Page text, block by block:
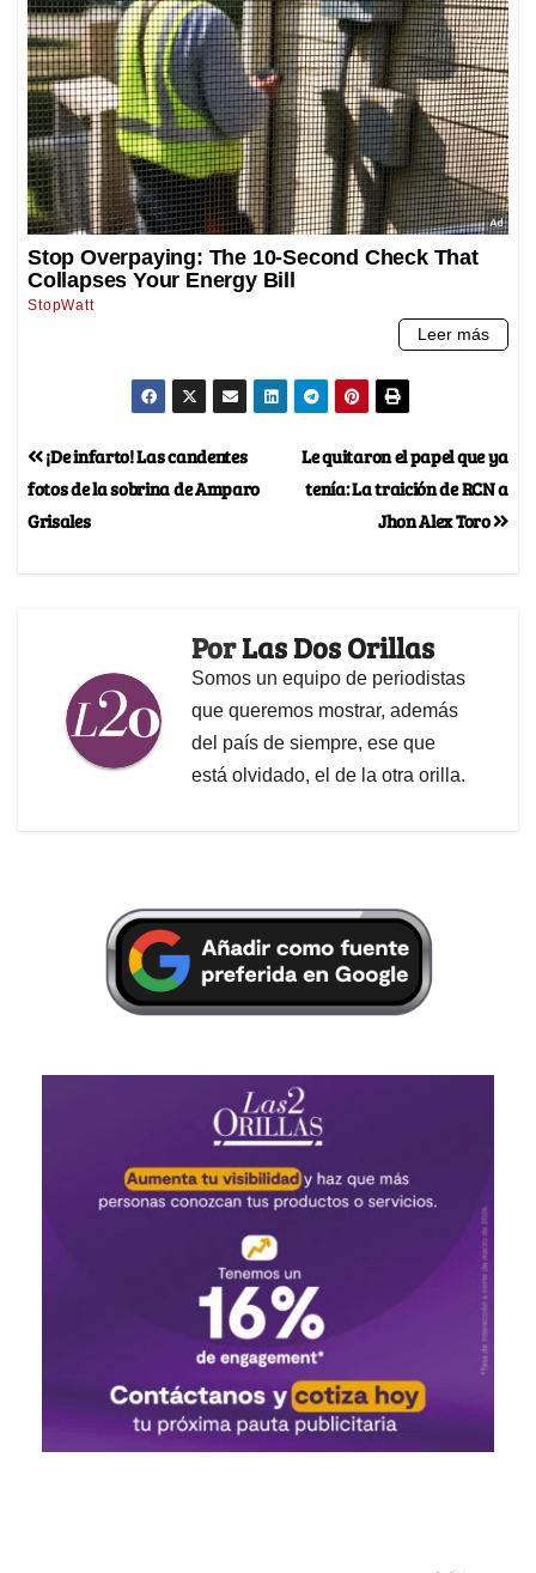
Le quitaron el papel que ya
tenía: La traición de RCN a
Jhon Alex Toro
¡De infarto! Las candentes
fotos de la sobrina de Amparo
Grisales
PorLas Dos Orillas
Somos un equipo de periodistas
que queremos mostrar, además
del país de siempre, ese que
está olvidado, el de la otra orilla.